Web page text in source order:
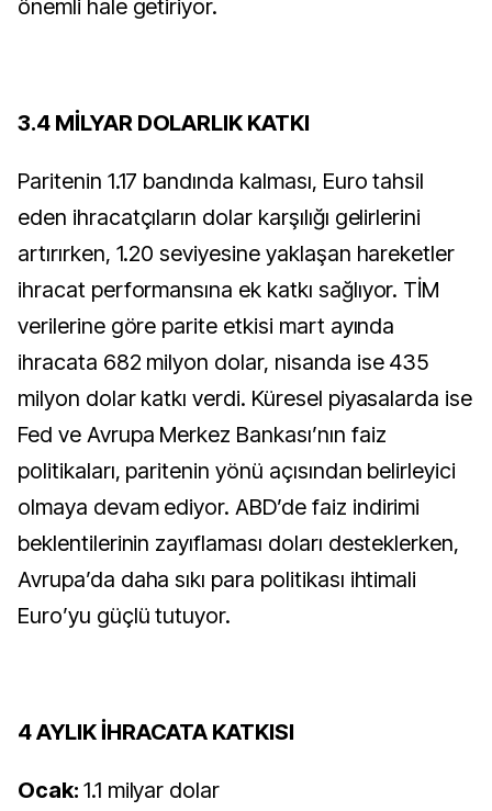
önemli hale getiriyor.
3.4 MİLYAR DOLARLIK KATKI
Paritenin 1.17 bandında kalması, Euro tahsil
eden ihracatçıların dolar karşılığı gelirlerini
artırırken, 1.20 seviyesine yaklaşan hareketler
ihracat performansına ek katkı sağlıyor. TİM
verilerine göre parite etkisi mart ayında
ihracata 682 milyon dolar, nisanda ise 435
milyon dolar katkı verdi. Küresel piyasalarda ise
Fed ve Avrupa Merkez Bankası’nın faiz
politikaları, paritenin yönü açısından belirleyici
olmaya devam ediyor. ABD’de faiz indirimi
beklentilerinin zayıflaması doları desteklerken,
Avrupa’da daha sıkı para politikası ihtimali
Euro’yu güçlü tutuyor.
4 AYLIK İHRACATA KATKISI
Ocak: 1.1 milyar dolar